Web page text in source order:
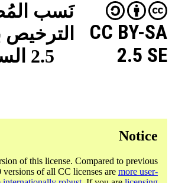
نَسب
الترخيص
2.5 السويد
CC BY-SA
2.5 SE
Notice
of this license. Compared to previous
versions of all CC licenses are more user-